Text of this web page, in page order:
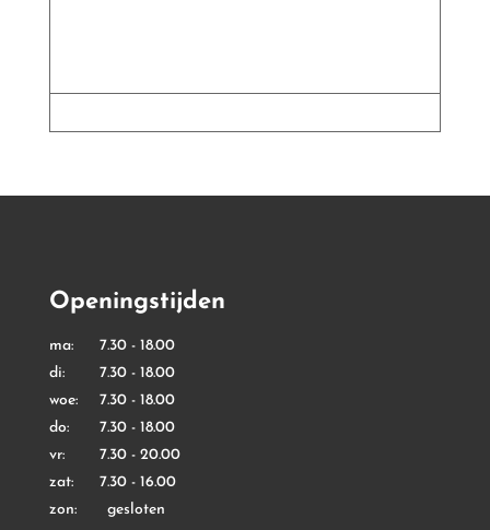
Openingstijden
ma: 7.30 - 18.00
di: 7.30 - 18.00
woe: 7.30 - 18.00
do: 7.30 - 18.00
vr: 7.30 - 20.00
zat: 7.30 - 16.00
zon: gesloten